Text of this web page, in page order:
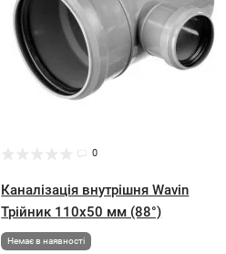
0
Каналізація внутрішня Wavin
Трійник 110x50 мм (88°)
Немає в наявності